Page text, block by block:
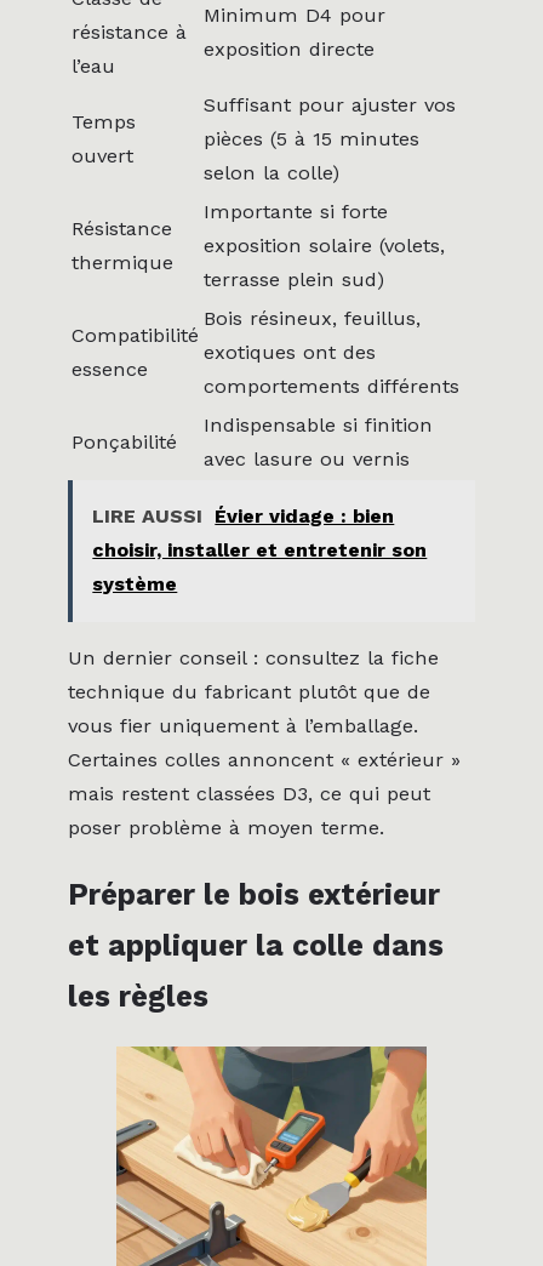
résistance à
l’eau
Minimum D4 pour
exposition directe
Temps
ouvert
Suffisant pour ajuster vos
pièces (5 à 15 minutes
selon la colle)
Résistance
thermique
Importante si forte
exposition solaire (volets,
terrasse plein sud)
Compatibilité
essence
Bois résineux, feuillus,
exotiques ont des
comportements différents
Ponçabilité
Indispensable si finition
avec lasure ou vernis
LIRE AUSSI
Évier vidage : bien
choisir, installer et entretenir son
système
Un dernier conseil : consultez la fiche
technique du fabricant plutôt que de
vous fier uniquement à l’emballage.
Certaines colles annoncent « extérieur »
mais restent classées D3, ce qui peut
poser problème à moyen terme.
Préparer le bois extérieur
et appliquer la colle dans
les règles